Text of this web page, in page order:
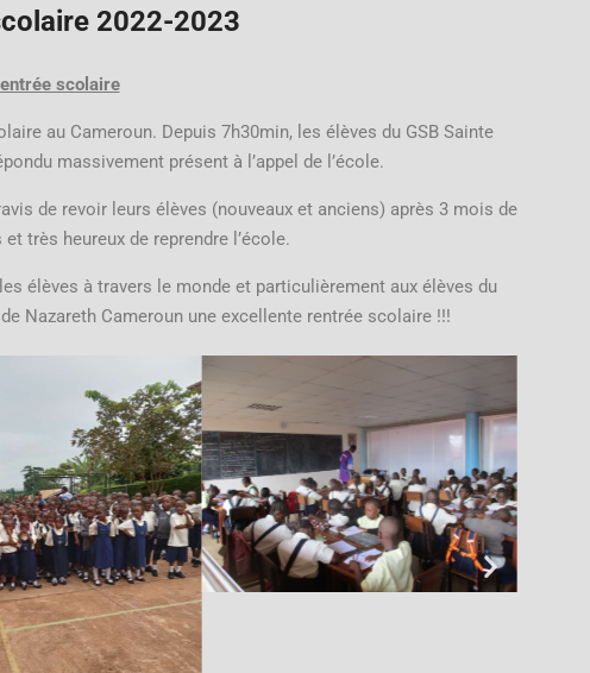
2022-2023
scolaire
au Cameroun. Depuis 7h30min, les élèves du GSB Sainte
massivement présent à l’appel de l’école.
de revoir leurs élèves (nouveaux et anciens) après 3 mois de
très heureux de reprendre l’école.
élèves à travers le monde et particulièrement aux élèves du
Nazareth Cameroun une excellente rentrée scolaire !!!